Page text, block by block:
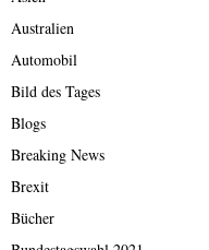
Australien
Automobil
Bild des Tages
Blogs
Breaking News
Brexit
Bücher